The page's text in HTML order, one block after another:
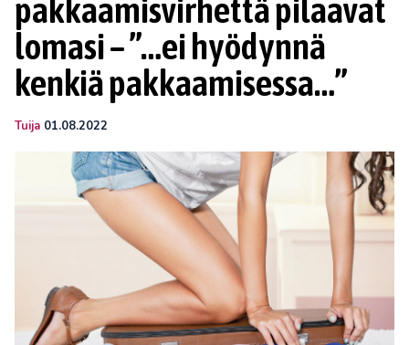
pakkaamisvirhettä pilaavat
lomasi – ”…ei hyödynnä
kenkiä pakkaamisessa…”
Tuija 01.08.2022